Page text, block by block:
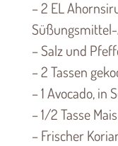
– 2 EL
– Salz und
– 2 Tassen
– 1 Avocado, in
– 1/2 Tasse Mais
– Frischer